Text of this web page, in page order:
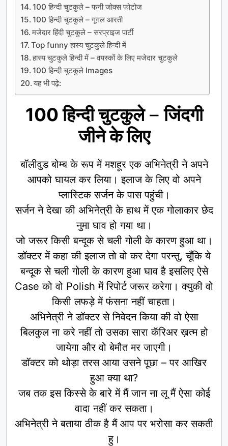
100 हिन्दी चुटकुले – फनी जोक्स फोटोज
100 हिन्दी चुटकुले – गूगल आरती
मजेदार हिंदी चुटकुले – सरप्राइज पार्टी
Top funny हास्य चुटकुले हिन्दी में
हास्य चुटकुले हिन्दी में – वयस्कों के लिए मजेदार चुटकुले
100 हिन्दी चुटकुले Images
यह भी पढ़े:
100 हिन्दी चुटकुले–जिंदगी
जीने के लिए
बॉलीवुड बोम्ब के रूप में मशहूर एक अभिनेत्री ने अपने
आपको घायल कर लिया। इलाज के लिए वो अपने
प्लास्टिक सर्जन के पास पहुंची।
सर्जन ने देखा की अभिनेत्री के हाथ में एक गोलाकार छेद
नुमा घाव हो गया था।
जो जरूर किसी बन्दूक से चली गोली के कारण हुआ था।
डॉक्टर में कहा की इलाज तो वो कर देगा परन्तु, चूँकि ये
बन्दूक से चली गोली के कारण हुआ घाव है इसलिए ऐसे
Case को वो Polish में रिपोर्ट जरूर करेगा। क्युकी वो
किसी लफड़े में फंसना नहीं चाहता।
अभिनेत्री ने डॉक्टर से निवेदन किया की वो ऐसा
बिलकुल ना करे नहीं तो उसका सारा कॅरिअर ख़त्म हो
जायेगा और वो बेमौत मर जाएगी।
डॉक्टर को थोड़ा तरस आया उसने पूछा – पर आखिर
हुआ क्या था?
जब तक इस किस्से के बारे में मैं जान ना लू मैं ऐसा कोई
वादा नहीं कर सकता।
अभिनेत्री ने बताया ठीक है मैं आप पर भरोसा कर सकती
हु।